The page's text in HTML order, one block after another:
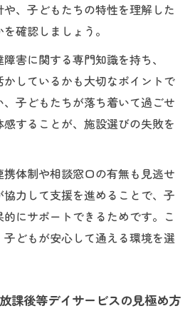
、子どもたちの特性を理解した
確認しましょう。
害に関する専門知識を持ち、
かしているかも大切なポイントで
子どもたちが落ち着いて過ごせ
することが、施設選びの失敗を
体制や相談窓口の有無も見逃せ
力して支援を進めることで、子
にサポートできるためです。こ
どもが安心して通える環境を選
課後等デイサービスの見極め方